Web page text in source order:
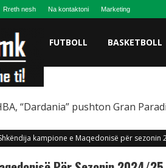
Rreth nesh Na kontaktoni Marketing
FUTBOLL BASKETBOLL
“Dardania” pushton Gran
kampione e Maqedonisë për sezonin